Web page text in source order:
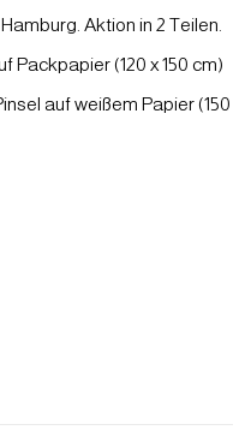
Aktion in 2 Teilen.
Packpapier (120 x 150 cm)
auf weißem Papier (150